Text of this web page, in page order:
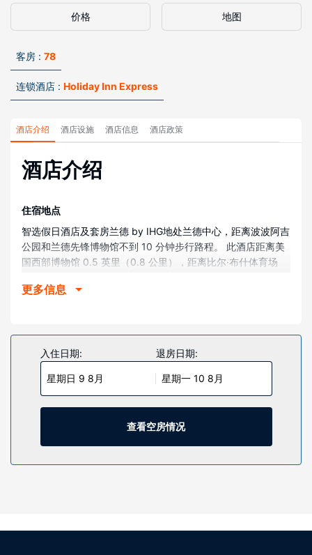
价格 地图
客房 : 78
连锁酒店 : Holiday Inn Express
酒店介绍 酒店设施 酒店信息 酒店政策
酒店介绍
住宿地点
智选假日酒店及套房兰德 by IHG地处兰德中心，距离波波阿吉
公园和兰德先锋博物馆不到 10 分钟步行路程。 此酒店距离美
国西部博物馆 0.5 英里（0.8 公里），距离比尔·布什体育场
客房
家的舒适。提供免费有线和无线上网，方便您与朋友保持联
系；另提供有线频道，可满足您的娱乐需求。配备淋浴/盆浴组
合的私人浴室提供免费洗浴用品和吹风机。便利设施包括保险
箱和免费报纸，以及带有免费市内通话的电话。
一定要享受一下室内游泳池、热水浴缸和健身中心等度假设
更多信息
入住日期:
星期日 9 8月
退房日期:
星期一 10 8月
查看空房情况